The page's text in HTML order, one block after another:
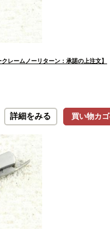
ームノーリターン：承諾の上注文】
買い物カ
詳細をみる